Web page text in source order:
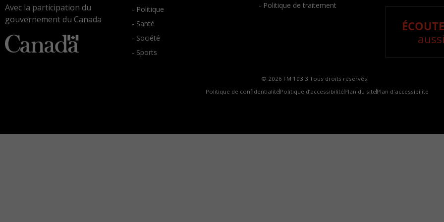
Avec la participation du
gouvernement du Canada
- Politique
- Santé
- Société
- Sports
- Politique de traitement
© 2026 FM 103,3 Tous droits réservés.
Politique de confidentialité Politique d’accessibilité Plan du site Plan d'accessibilite